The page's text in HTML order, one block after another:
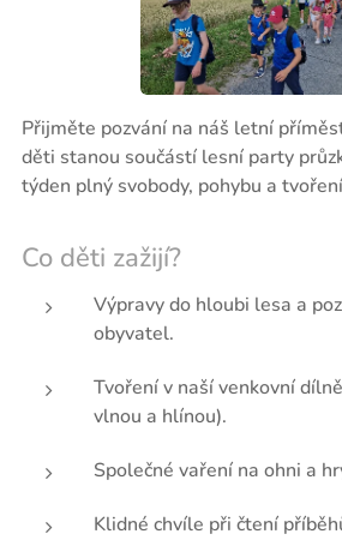
Přijměte pozvání na náš letní
děti stanou součástí lesní party
týden plný svobody, pohybu a
Co děti zažijí?
Výpravy do hloubi lesa a
obyvatel.
Tvoření v naší venkovní
vlnou a hlínou).
Společné vaření na ohni a
Klidné chvíle při čtení